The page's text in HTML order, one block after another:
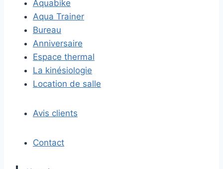
Aquabike
Aqua Trainer
Bureau
Anniversaire
Espace thermal
La kinésiologie
Location de salle
Avis clients
Contact